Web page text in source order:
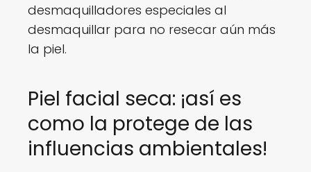
desmaquilladores especiales al
desmaquillar para no resecar aún más
la piel.
Piel facial seca: ¡así es
como la protege de las
influencias ambientales!